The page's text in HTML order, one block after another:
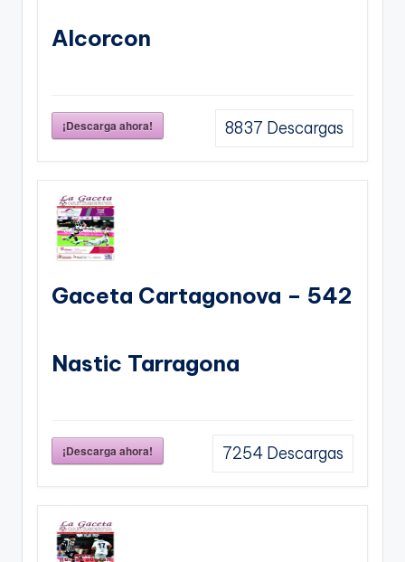
Alcorcon
¡Descarga ahora! 8837 Descargas
Gaceta Cartagonova – 542
Nastic Tarragona
¡Descarga ahora! 7254 Descargas